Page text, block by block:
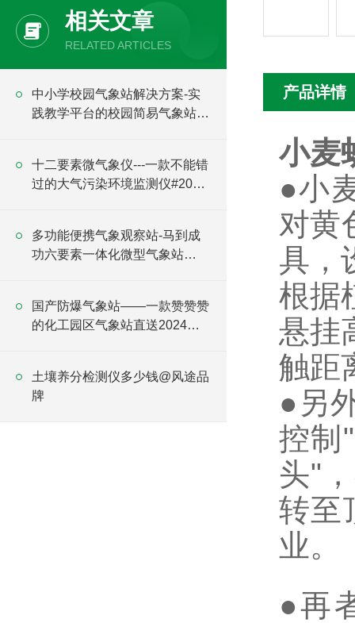
相关文章
RELATED ARTICLES
中小学校园气象站解决方案-实
践教学平台的校园简易气象站
十二要素微气象仪---一款不能错
过的大气污染环境监测仪#2022
多功能便携气象观察站-马到成
功六要素一体化微型气象站
国产防爆气象站——一款赞赞赞
的化工园区气象站直送2024全
土壤养分检测仪多少钱@风途品
牌
产品详情
小麦
●小
对黄
具，
根据
悬挂
触距
●另
控制
头"
转至
业。
●再